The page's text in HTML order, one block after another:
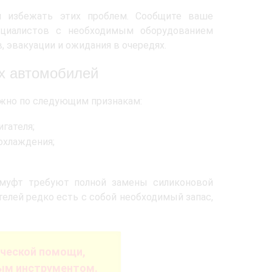
этих проблем. Сообщите ваше
с необходимым оборудованием
и ожидания в очередях.
автомобилей
по следующим признакам:
требуют полной замены силиконовой
редко есть с собой необходимый запас,
помощи,
инструментом.